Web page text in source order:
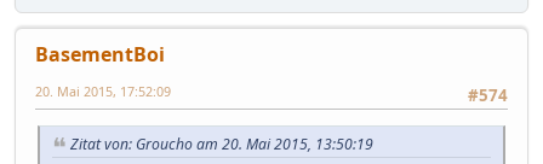
BasementBoi
#574
20. Mai 2015, 17:52:09
Zitat von: Groucho am 20. Mai 2015, 13:50:19